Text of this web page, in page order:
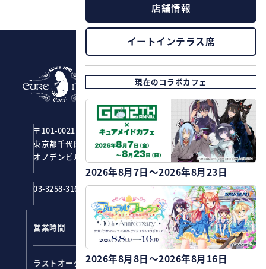
店舗情報
イートインテラス席
現在のコラボカフェ
2026年8月7日～2026年8月23日
2026年8月8日～2026年8月16日
PAGE TOP
CURE MAID CAFÉ
〒101-0021
東京都千代田区外神田1-2-7
オノデンビル4F ジーストア・アキバ
03-3258-3161
営業時間 11：00～20：00
ラストオーダー
フード ：19:00